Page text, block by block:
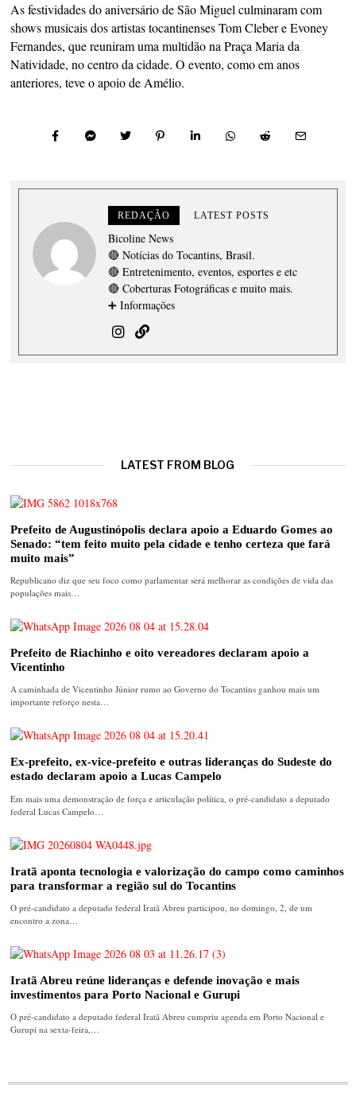
As festividades do aniversário de São Miguel culminaram com
shows musicais dos artistas tocantinenses Tom Cleber e Evoney
Fernandes, que reuniram uma multidão na Praça Maria da
Natividade, no centro da cidade. O evento, como em anos
anteriores, teve o apoio de Amélio.
REDAÇÃO LATEST POSTS
Bicoline News
🔴 Notícias do Tocantins, Brasil.
🔴 Entretenimento, eventos, esportes e etc
🔴 Coberturas Fotográficas e muito mais.
➕ Informações
LATEST FROM BLOG
Prefeito de Augustinópolis declara apoio a Eduardo Gomes ao
Senado: “tem feito muito pela cidade e tenho certeza que fará
muito mais”
Republicano diz que seu foco como parlamentar será melhorar as condições de vida das
populações mais…
Prefeito de Riachinho e oito vereadores declaram apoio a
Vicentinho
A caminhada de Vicentinho Júnior rumo ao Governo do Tocantins ganhou mais um
importante reforço nesta…
Ex-prefeito, ex-vice-prefeito e outras lideranças do Sudeste do
estado declaram apoio a Lucas Campelo
Em mais uma demonstração de força e articulação política, o pré-candidato a deputado
federal Lucas Campelo…
Iratã aponta tecnologia e valorização do campo como caminhos
para transformar a região sul do Tocantins
O pré-candidato a deputado federal Iratã Abreu participou, no domingo, 2, de um
encontro a zona…
Iratã Abreu reúne lideranças e defende inovação e mais
investimentos para Porto Nacional e Gurupi
O pré-candidato a deputado federal Iratã Abreu cumpriu agenda em Porto Nacional e
Gurupi na sexta-feira,…